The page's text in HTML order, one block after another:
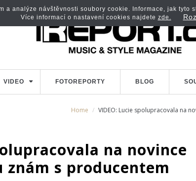
VIDEO FOTOREPORTY BLOG
Home VIDEO: Lucie spolupracovala na
na novince
s producentem
analýze návštěvnosti soubory cookie. Informace, jak
Více informací o nastavení cookies najdete zde.